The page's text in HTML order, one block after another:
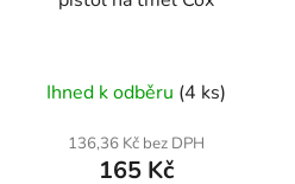
Ihned k odběru (4 ks)
136,36 Kč bez DPH
165 Kč